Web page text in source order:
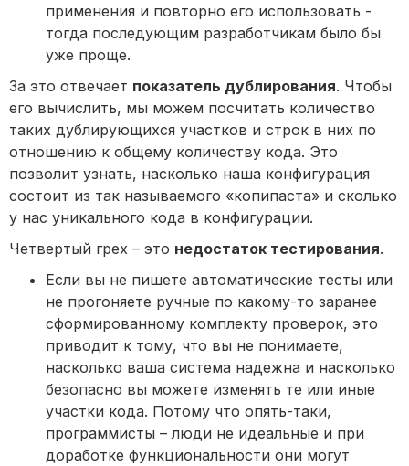
применения и повторно его использовать -
тогда последующим разработчикам было бы
уже проще.
За это отвечает показатель дублирования. Чтобы
его вычислить, мы можем посчитать количество
таких дублирующихся участков и строк в них по
отношению к общему количеству кода. Это
позволит узнать, насколько наша конфигурация
состоит из так называемого «копипаста» и сколько
у нас уникального кода в конфигурации.
Четвертый грех – это недостаток тестирования.
Если вы не пишете автоматические тесты или
не прогоняете ручные по какому-то заранее
сформированному комплекту проверок, это
приводит к тому, что вы не понимаете,
насколько ваша система надежна и насколько
безопасно вы можете изменять те или иные
участки кода. Потому что опять-таки,
программисты – люди не идеальные и при
доработке функциональности они могут